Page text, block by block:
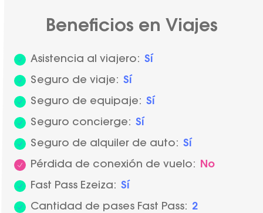
Beneficios en Viajes
Asistencia al viajero: Sí
Seguro de viaje: Sí
Seguro de equipaje: Sí
Seguro concierge: Sí
Seguro de alquiler de auto: Sí
Pérdida de conexión de vuelo:
No
Fast Pass Ezeiza: Sí
Cantidad de pases Fast Pass: 2